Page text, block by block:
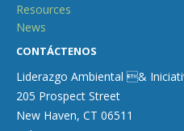
Resources
News
CONTÁCTENOS
Liderazgo Ambiental &
205 Prospect Street
New Haven, CT 06511